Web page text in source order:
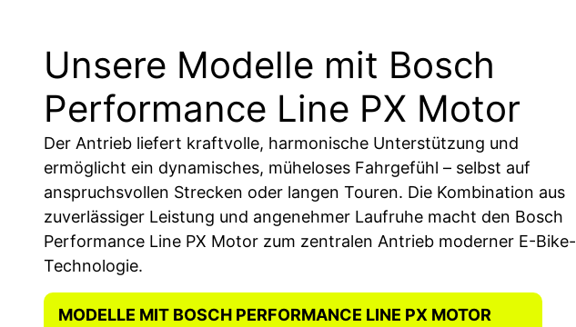
Unsere Modelle mit Bosch
Performance Line PX Motor
Der Antrieb liefert kraftvolle, harmonische Unterstützung und
ermöglicht ein dynamisches, müheloses Fahrgefühl – selbst auf
anspruchsvollen Strecken oder langen Touren. Die Kombination aus
zuverlässiger Leistung und angenehmer Laufruhe macht den Bosch
Performance Line PX Motor zum zentralen Antrieb moderner E-Bike-
Technologie.
MODELLE MIT BOSCH PERFORMANCE LINE PX MOTOR